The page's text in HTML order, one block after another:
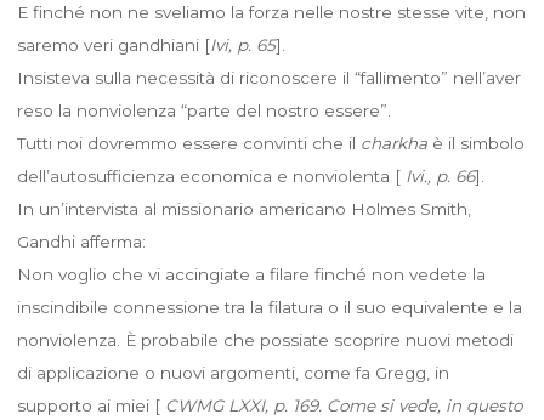
E finché non ne sveliamo la forza nelle nostre stesse vite, non
saremo veri gandhiani [Ivi, p. 65].
Insisteva sulla necessità di riconoscere il “fallimento” nell’aver
reso la nonviolenza “parte del nostro essere”.
Tutti noi dovremmo essere convinti che il charkhaè il simbolo
dell’autosufficienza economica e nonviolenta [Ivi., p. 66].
In un’intervista al missionario americano Holmes Smith,
Gandhi afferma:
Non voglio che vi accingiate a filare finché non vedete la
inscindibile connessione tra la filatura o il suo equivalente e la
nonviolenza. È probabile che possiate scoprire nuovi metodi
di applicazione o nuovi argomenti, come fa Gregg, in
supporto ai miei [CWMG LXXI, p. 169. Come si vede, in questo